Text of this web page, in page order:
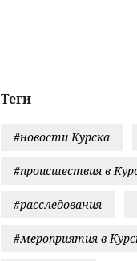
Теги
#новости Курска
#происшествия в
#расследования
#мероприятия в